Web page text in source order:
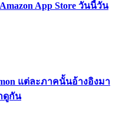
App Store วันนี้วัน
แต่ละภาคนั้นอ้างอิงมา
ดูกัน